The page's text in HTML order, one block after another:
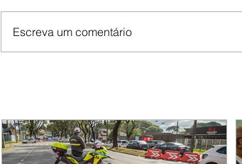
Escreva um comentário